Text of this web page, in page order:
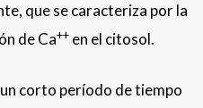
que se caracteriza por la
de Ca++ en el citosol.
corto período de tiempo